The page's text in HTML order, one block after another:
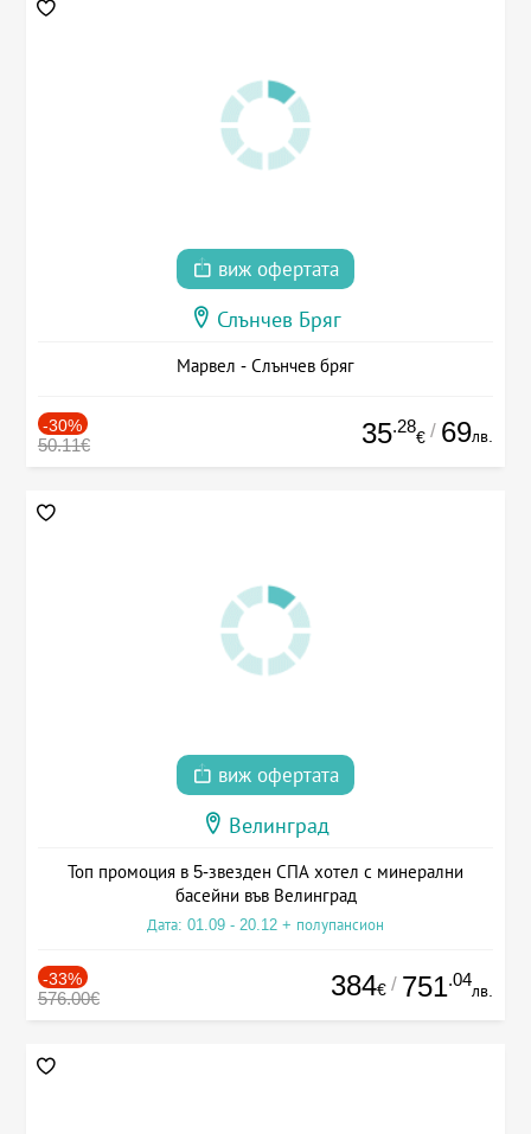
виж офертата
Слънчев Бряг
Марвел - Слънчев бряг
-30%
50.11€ 35.28
€ / 69лв.
виж офертата
Велинград
Топ промоция в 5-звезден СПА хотел с минерални
басейни във Велинград
Дата: 01.09 - 20.12 + полупансион
-33%
576.00€ 384€ / 751.04
лв.